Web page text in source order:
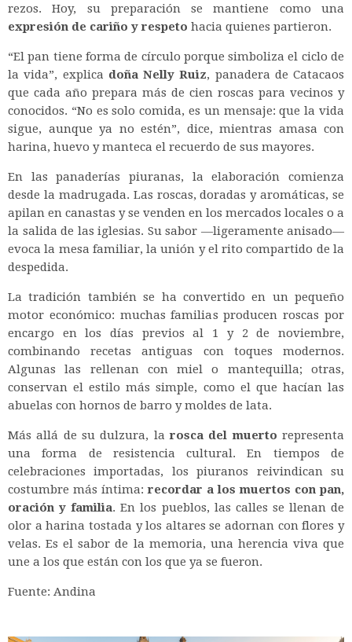
rezos. Hoy, su preparación se mantiene como una
expresión de cariño y respeto hacia quienes partieron.
“El pan tiene forma de círculo porque simboliza el ciclo de
la vida”, explica doña Nelly Ruiz, panadera de Catacaos
que cada año prepara más de cien roscas para vecinos y
conocidos. “No es solo comida, es un mensaje: que la vida
sigue, aunque ya no estén”, dice, mientras amasa con
harina, huevo y manteca el recuerdo de sus mayores.
En las panaderías piuranas, la elaboración comienza
desde la madrugada. Las roscas, doradas y aromáticas, se
apilan en canastas y se venden en los mercados locales o a
la salida de las iglesias. Su sabor —ligeramente anisado—
evoca la mesa familiar, la unión y el rito compartido de la
despedida.
La tradición también se ha convertido en un pequeño
motor económico: muchas familias producen roscas por
encargo en los días previos al 1 y 2 de noviembre,
combinando recetas antiguas con toques modernos.
Algunas las rellenan con miel o mantequilla; otras,
conservan el estilo más simple, como el que hacían las
abuelas con hornos de barro y moldes de lata.
Más allá de su dulzura, larosca del muerto representa
una forma de resistencia cultural. En tiempos de
celebraciones importadas, los piuranos reivindican su
costumbre más íntima:recordar a los muertos con pan,
oración y familia. En los pueblos, las calles se llenan de
olor a harina tostada y los altares se adornan con flores y
velas. Es el sabor de la memoria, una herencia viva que
une a los que están con los que ya se fueron.
Fuente: Andina